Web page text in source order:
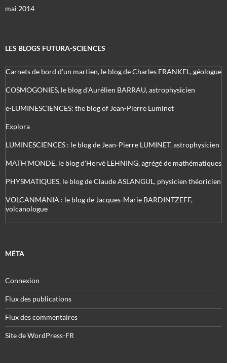
mai 2014
LES BLOGS FUTURA-SCIENCES
Carnets de bord d’un martien, le blog de Charles FRANKEL, géologue
COSMOGONIES, le blog d'Aurélien BARRAU, astrophysicien
e-LUMINESCIENCES: the blog of Jean-Pierre Luminet
Explora
LUMINESCIENCES : le blog de Jean-Pierre LUMINET, astrophysicien
MATH'MONDE, le blog d'Hervé LEHNING, agrégé de mathématiques
PHYSMATIQUES, le blog de Claude ASLANGUL, physicien théoricien
VOLCANMANIA : le blog de Jacques-Marie BARDINTZEFF,
volcanologue
MÉTA
Connexion
Flux des publications
Flux des commentaires
Site de WordPress-FR